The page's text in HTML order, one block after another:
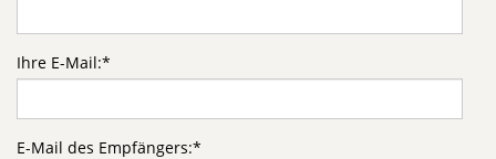
Ihre E-Mail:*
E-Mail des Empfängers:*